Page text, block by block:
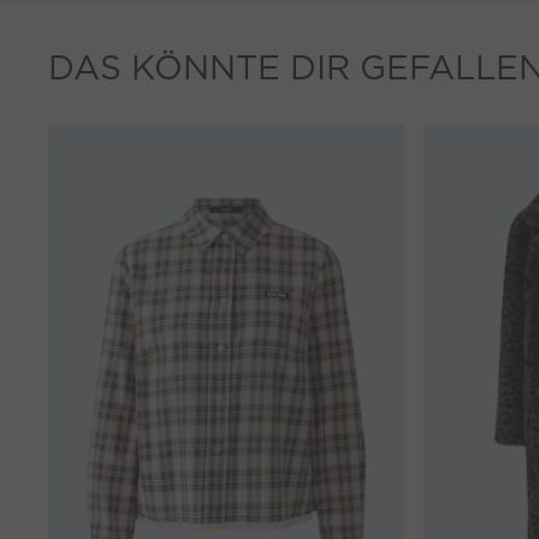
DAS KÖNNTE DIR